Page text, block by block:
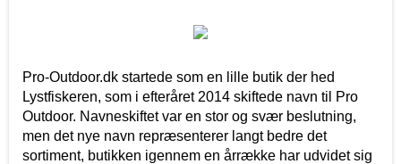
Pro-Outdoor.dk startede som en lille butik der hed
Lystfiskeren, som i efteråret 2014 skiftede navn til Pro
Outdoor. Navneskiftet var en stor og svær beslutning,
men det nye navn repræsenterer langt bedre det
sortiment, butikken igennem en årrække har udvidet sig